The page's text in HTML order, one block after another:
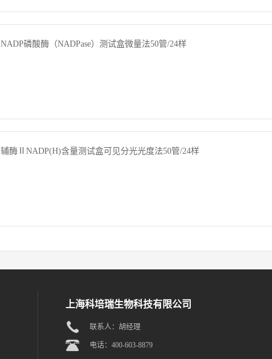
NADP磷酸酶（NADPase）测试盒微量法50管/24样
辅酶ⅡNADP(H)含量测试盒可见分光光度法50管/24样
上海科培瑞生物科技有限公司
联系人：胡经理
电话：400-603-8879